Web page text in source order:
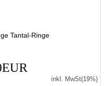
Tantal-Ringe
inkl. MwSt(19%)